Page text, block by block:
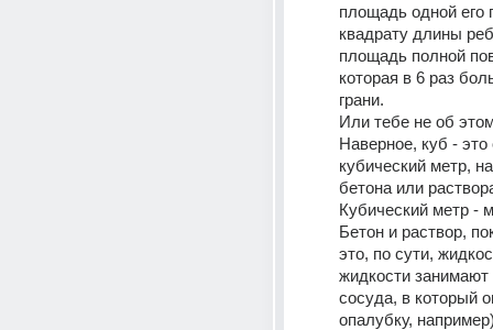
площадь одной его
квадрату длины
площадь полной
которая в 6 раз
грани.
Или тебе не об
Наверное, куб - это
кубический метр,
бетона или
Кубический метр -
Бетон и раствор,
это, по сути,
жидкости
сосуда, в который
опалубку,